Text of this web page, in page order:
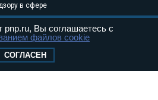
в сфере
и
05
Эл № ФС77-
pnp.ru, Вы соглашаетесь с
файлов cookie
СОГЛАСЕН